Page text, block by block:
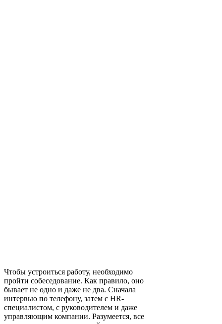
Чтобы устроиться работу, необходимо
пройти собеседование. Как правило, оно
бывает не одно и даже не два. Сначала
интервью по телефону, затем с HR-
специалистом, с руководителем и даже
управляющим компании. Разумеется, все